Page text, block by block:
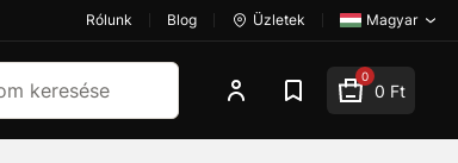
Rólunk Blog Üzletek Magyar
0
0 Ft